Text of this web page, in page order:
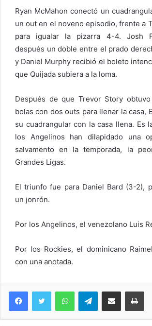
Ryan McMahon conectó un
un out en el noveno episodio, frente a
para igualar la pizarra 4-4. Josh
después un doble entre el prado
y Daniel Murphy recibió el boleto
que Quijada subiera a la loma.
Después de que Trevor Story
bolas con dos outs para llenar la casa,
su cuadrangular con la casa llena. Es
los Angelinos han dilapidado una
salvamento en la temporada, la
Grandes Ligas.
El triunfo fue para Daniel Bard (3-2),
un jonrón.
Por los Angelinos, el venezolano Luis
Por los Rockies, el dominicano
con una anotada.
WhatsAppTelegramCompartir via Email